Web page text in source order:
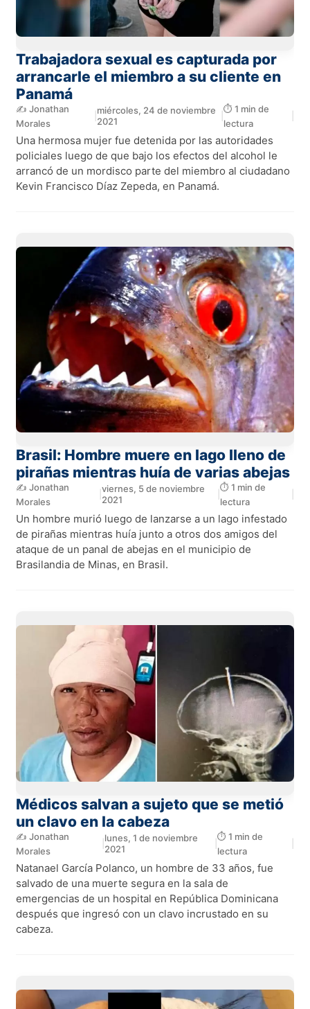
Trabajadora sexual es capturada por
arrancarle el miembro a su cliente en
Panamá
✍️ Jonathan
Morales
miércoles, 24 de noviembre
2021
⏱️ 1 min de
lectura
Una hermosa mujer fue detenida por las autoridades
policiales luego de que bajo los efectos del alcohol le
arrancó de un mordisco parte del miembro al ciudadano
Kevin Francisco Díaz Zepeda, en Panamá.
Brasil: Hombre muere en lago lleno de
pirañas mientras huía de varias abejas
✍️ Jonathan
Morales
viernes, 5 de noviembre
2021
⏱️ 1 min de
lectura
Un hombre murió luego de lanzarse a un lago infestado
de pirañas mientras huía junto a otros dos amigos del
ataque de un panal de abejas en el municipio de
Brasilandia de Minas, en Brasil.
Médicos salvan a sujeto que se metió
un clavo en la cabeza
✍️ Jonathan
Morales
lunes, 1 de noviembre
2021
⏱️ 1 min de
lectura
Natanael García Polanco, un hombre de 33 años, fue
salvado de una muerte segura en la sala de
emergencias de un hospital en República Dominicana
después que ingresó con un clavo incrustado en su
cabeza.